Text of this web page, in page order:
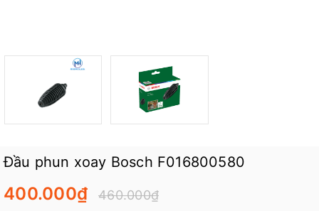
Đầu phun xoay Bosch F016800580
400.000₫ 460.000₫